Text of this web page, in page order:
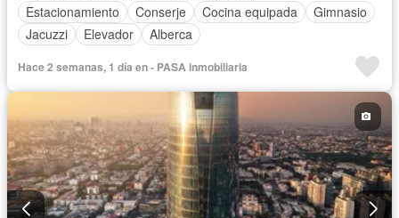
Estacionamiento
Conserje Cocina equipada
Gimnasio
Jacuzzi
Elevador Alberca
Hace 2 semanas, 1 día en - PASA inmobiliaria